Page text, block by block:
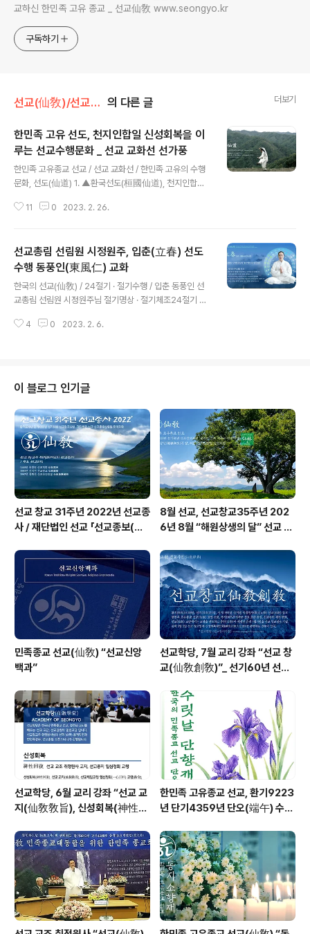
교하신 한민족 고유 종교 _ 선교仙敎 www.seongyo.kr
구독하기
선교(仙敎)/선교수행 의 다른 글 더보기
한민족 고유 선도, 천지인합일 신성회복을 이
루는 선교수행문화 _ 선교 교화선 선가풍
한민족 고유종교 선교 / 선교 교화선 / 한민족 고유의 수행
문화, 선도(仙道) 1. ▲환국선도(桓國仙道), 천지인합일
敎化禪仙道), 선교 풍류이시 선가풍 선도(仙敎風流以
「선교(仙敎)의 교화선(敎化禪)을 선도(仙道)라 한다. 선
교(仙敎) 풍류이시선가풍(風流以是仙家風)이 선도(仙
道)라는 말이다. 선교(仙敎)는 하늘의 교화요, 하늘의 교화
에 따라 수행하는 것이 선도(仙道)이다. 교(敎)는 믿는 것
의 수행문화가 선도(仙道)인 것이다 ... 하느님 환인상제
11 0 2023. 2. 26.
선교총림 선림원 시정원주, 입춘(立春) 선도
수행 동풍인(東風仁) 교화
한국의 선교(仙敎) / 24절기 · 절기수행 / 입춘 동풍인 선
교총림 선림원 시정원주님 절기명상 · 절기체조24절기 선
인 선교(仙敎) 산하 선교총림 선림원(仙敎叢林仙林院)
개하고, “한민족 고유 선도(仙道)의 대중보급”을 확대하여
“선교문화의 중흥”과 국민건강 증진에 이바지할 계획입니
다. 24절기 입춘(立春)의 선도수행 “동풍인(東風仁)”은
선교 창교주 취정원사님의 동풍인(東風仁) 입춘 절기교유
“봄의 생(生)하는 기운은 생무생일체를 살리는 하늘의 마
음이며, 천지간(天地..
4 0 2023. 2. 6.
이 블로그 인기글
선교 창교 31주년 2022년 선교종
사 / 재단법인 선교 「선교종보(仙
8월 선교, 선교창교35주년 202
6년 8월 “해원상생의 달” 선교 법
민족종교 선교(仙敎) “선교신앙
백과”
선교학당, 7월 교리 강좌 “선교 창
교(仙敎創敎)”_ 선기60년 선교
선교학당, 6월 교리 강좌 “선교 교
지(仙敎敎旨), 신성회복(神性回
열린학당
한민족 고유종교 선교, 환기9223
년 단기4359년 단오(端午) 수릿
사님 신성교화법문